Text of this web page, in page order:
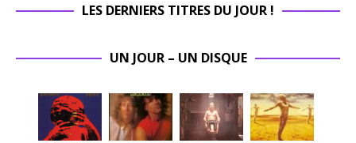
LES DERNIERS TITRES DU JOUR !
UN JOUR – UN DISQUE